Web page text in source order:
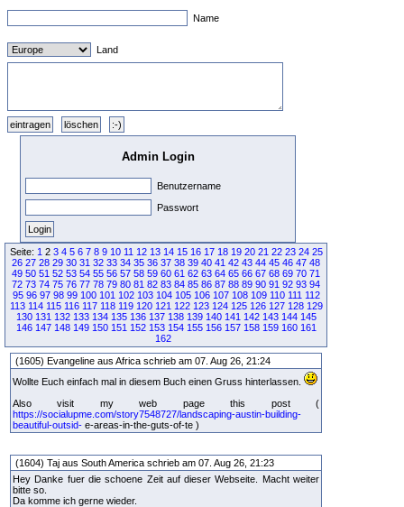
Name
Land
Admin Login
Benutzername
Passwort
Seite: 1 2 3 4 5 6 7 8 9 10 11 12 13 14 15 16 17 18 19 20 21 22 23 24 25
26 27 28 29 30 31 32 33 34 35 36 37 38 39 40 41 42 43 44 45 46 47 48
49 50 51 52 53 54 55 56 57 58 59 60 61 62 63 64 65 66 67 68 69 70 71
72 73 74 75 76 77 78 79 80 81 82 83 84 85 86 87 88 89 90 91 92 93 94
95 96 97 98 99 100 101 102 103 104 105 106 107 108 109 110 111 112
113 114 115 116 117 118 119 120 121 122 123 124 125 126 127 128 129
130 131 132 133 134 135 136 137 138 139 140 141 142 143 144 145
146 147 148 149 150 151 152 153 154 155 156 157 158 159 160 161
162
(1605) Evangeline aus Africa schrieb am 07. Aug 26, 21:24
Wollte Euch einfach mal in diesem Buch einen Gruss hinterlassen.
Also visit my web page this post (
https://socialupme.com/story7548727/landscaping-austin-building-
beautiful-outsid- e-areas-in-the-guts-of-te )
(1604) Taj aus South America schrieb am 07. Aug 26, 21:23
Hey Danke fuer die schoene Zeit auf dieser Webseite. Macht weiter
bitte so.
Da komme ich gerne wieder.